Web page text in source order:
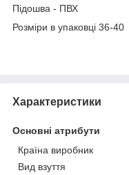
Підошва - ПВХ
Розміри в упаковці 36-40
Характеристики
Основні атрибути
Країна виробник
Вид взуття